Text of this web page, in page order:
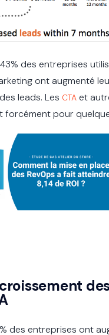
des entreprises
ont augmenté
des leads. Les CTA et
forcément pour
des entreprises ont